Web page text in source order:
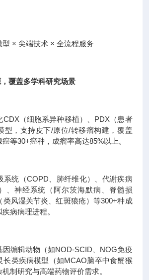
× 尖端技术 × 全流程服务
覆盖多学科研究场景
CDX（细胞系异种移植）、PDX（患者
型，支持皮下/原位/转移瘤构建，覆盖
等30+癌种，成瘤率高达85%以上。
系统（COPD、肺纤维化）、代谢疾病
、神经系统（阿尔茨海默病、脊髓损
类风湿关节炎、红斑狼疮）等300+种成
病病理进程。
因编辑动物（如NOD-SCID、NOG免疫
长类疾病模型（如MCAO脑卒中食蟹猴
制研究与高端药物评价需求。